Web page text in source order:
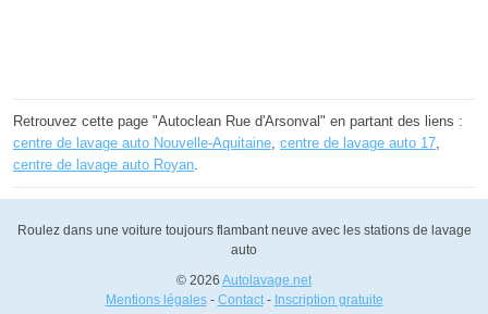
Retrouvez cette page "Autoclean Rue d'Arsonval" en partant des liens :
centre de lavage auto Nouvelle-Aquitaine, centre de lavage auto 17,
centre de lavage auto Royan.
Roulez dans une voiture toujours flambant neuve avec les stations de lavage
auto
© 2026 Autolavage.net
Mentions légales- Contact- Inscription gratuite